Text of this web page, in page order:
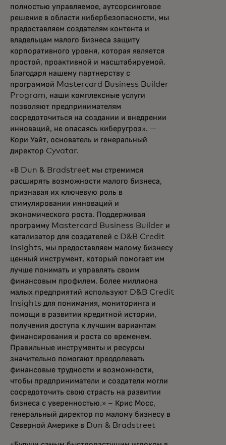
полностью управляемое, аутсорсинговое
решение в области кибербезопасности, мы
предоставляем создателям контента и
владельцам малого бизнеса защиту
корпоративного уровня, которая является
простой, проактивной и масштабируемой.
Благодаря нашему партнерству с
программой Mastercard Business Builder
Program, наши комплексные услуги
позволяют предпринимателям
сосредоточиться на создании и внедрении
инноваций, не опасаясь киберугроз». —
Кори Уайт, основатель и генеральный
директор Cyvatar.
«В Dun & Bradstreet мы стремимся
расширять возможности малого бизнеса,
признавая их ключевую роль в
стимулировании инноваций и
экономического роста. Поддерживая
программу Mastercard Business Builder и
катализатор для создателей с D&B Credit
Insights, мы предоставляем малому бизнесу
ценный инструмент, который помогает им
лучше понимать и управлять своим
финансовым профилем. Более миллиона
малых предприятий используют D&B Credit
Insights для понимания, мониторинга и
помощи в развитии кредитной истории,
получения доступа к лучшим вариантам
финансирования и роста со временем.
Правильные инструменты и ресурсы
значительно помогают преодолевать
финансовые трудности и возможности,
чтобы предприниматели и создатели могли
сосредоточить свою страсть на развитии
бизнеса с уверенностью.» – Крис Мосс,
генеральный директор по малому бизнесу в
Северной Америке в Dun & Bradstreet